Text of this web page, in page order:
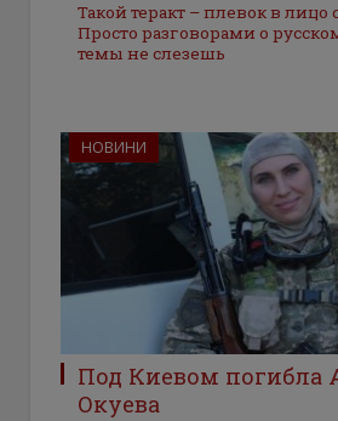
Такой теракт – плевок в лицо
Просто разговорами о
темы не слезешь
НОВИНИ
Под Киевом погибла
Окуева